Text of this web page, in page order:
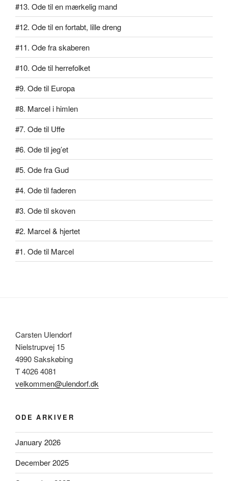
#13. Ode til en mærkelig mand
#12. Ode til en fortabt, lille dreng
#11. Ode fra skaberen
#10. Ode til herrefolket
#9. Ode til Europa
#8. Marcel i himlen
#7. Ode til Uffe
#6. Ode til jeg’et
#5. Ode fra Gud
#4. Ode til faderen
#3. Ode til skoven
#2. Marcel & hjertet
#1. Ode til Marcel
Carsten Ulendorf
Nielstrupvej 15
4990 Sakskøbing
T 4026 4081
velkommen@ulendorf.dk
ODE ARKIVER
January 2026
December 2025